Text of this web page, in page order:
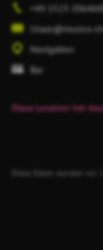
+49 1523
t.haas@musicx-
Navigation
Bar
Diese Location hat
Diese Daten wurden vor